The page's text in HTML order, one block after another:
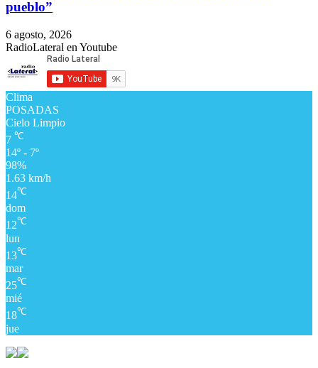
pueblo”
6 agosto, 2026
RadioLateral en Youtube
Clima
POSADAS
Cielo Limpio
7 ℃
14º - 7º
98%
1.63 km/h
14℃
dom
12℃
lun
13℃
mar
25℃
mié
18℃
jue